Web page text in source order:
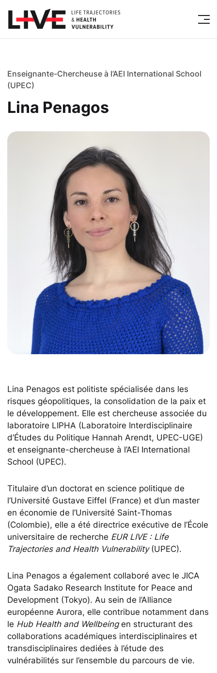
Enseignante-Chercheuse à l’AEI International School
(UPEC)
Lina Penagos
Lina Penagos est politiste spécialisée dans les
risques géopolitiques, la consolidation de la paix et
le développement. Elle est chercheuse associée du
laboratoire LIPHA (Laboratoire Interdisciplinaire
d’Études du Politique Hannah Arendt, UPEC-UGE)
et enseignante-chercheuse à l’AEI International
School (UPEC).
Titulaire d’un doctorat en science politique de
l’Université Gustave Eiffel (France) et d’un master
en économie de l’Université Saint-Thomas
(Colombie), elle a été directrice exécutive de l’École
universitaire de recherche EUR LIVE : Life
Trajectories and Health Vulnerability (UPEC).
Lina Penagos a également collaboré avec le JICA
Ogata Sadako Research Institute for Peace and
Development (Tokyo). Au sein de l’Alliance
européenne Aurora, elle contribue notamment dans
le Hub Health and Wellbeingen structurant des
collaborations académiques interdisciplinaires et
transdisciplinaires dediées à l’étude des
vulnérabilités sur l’ensemble du parcours de vie.